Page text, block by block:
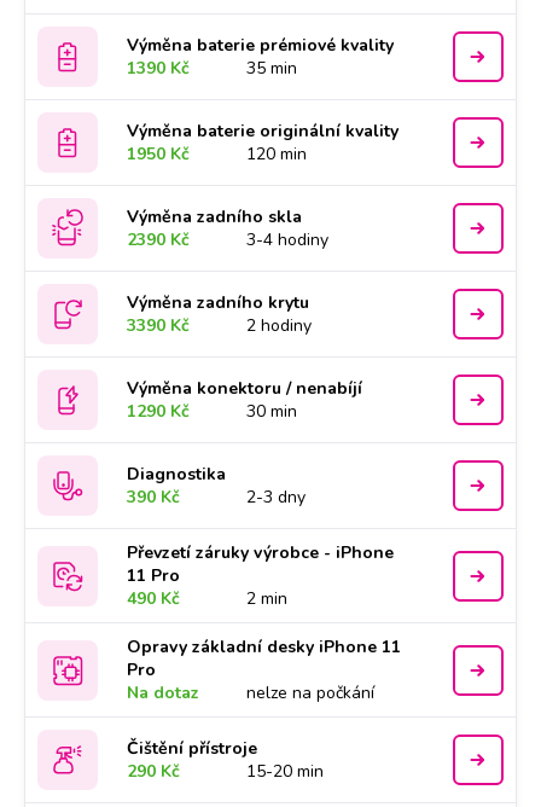
Výměna baterie prémiové kvality
1390 Kč
35 min
Výměna baterie originální kvality
1950 Kč
120 min
Výměna zadního skla
2390 Kč
3-4 hodiny
Výměna zadního krytu
3390 Kč
2 hodiny
Výměna konektoru / nenabíjí
1290 Kč
30 min
Diagnostika
390 Kč
2-3 dny
Převzetí záruky výrobce - iPhone
11 Pro
490 Kč
2 min
Opravy základní desky iPhone 11
Pro
Na dotaz
nelze na počkání
Čištění přístroje
290 Kč
15-20 min